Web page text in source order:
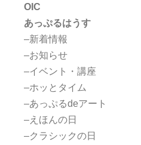
OIC
あっぷるはうす
–新着情報
–お知らせ
–イベント・講座
–ホッとタイム
–あっぷるdeアート
–えほんの日
–クラシックの日